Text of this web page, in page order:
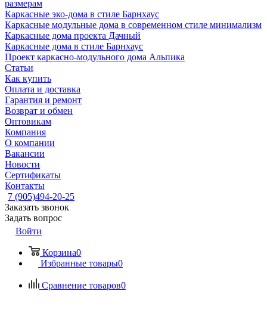
размерам
Каркасные эко-дома в стиле Барнхаус
Каркасные модульные дома в современном стиле минимализм
Каркасные дома проекта Дачный
Каркасные дома в стиле Барнхаус
Проект каркасно-модульного дома Альпика
Статьи
Как купить
Оплата и доставка
Гарантия и ремонт
Возврат и обмен
Оптовикам
Компания
О компании
Вакансии
Новости
Сертификаты
Контакты
7 (905)494-20-25
Заказать звонок
Задать вопрос
Войти
Корзина0
Избранные товары0
Сравнение товаров0